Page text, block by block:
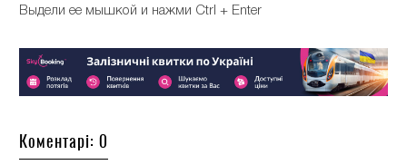
Выдели ее мышкой и нажми Ctrl + Enter
Коментарі: 0